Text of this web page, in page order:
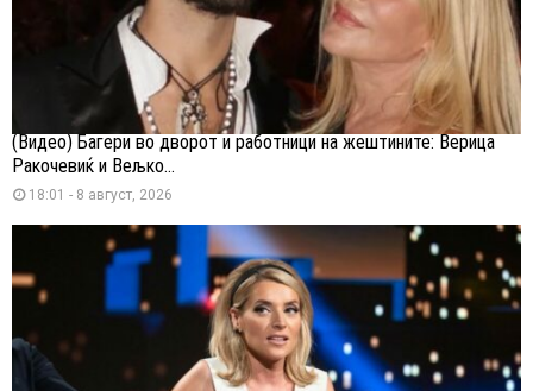
(Видео) Багери во дворот и работници на жештините: Верица
Ракочевиќ и Вељко...
18:01 - 8 август, 2026